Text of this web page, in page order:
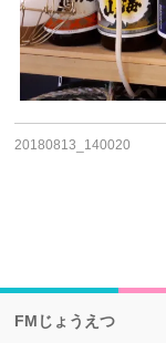
20180813_140020
FMじょうえつ